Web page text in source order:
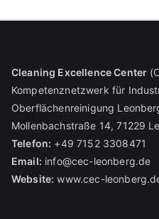
Cleaning Excellence Center
Kompetenznetzwerk für
Oberflächenreinigung
Mollenbachstraße 14, 71229
Telefon: +49 7152 3308471
Email: info@cec-leonberg.de
Website: www.cec-